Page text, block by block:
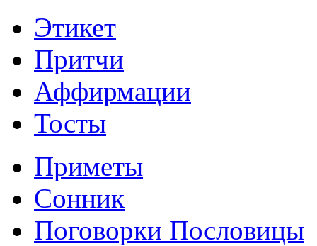
Этикет
Притчи
Аффирмации
Тосты
Приметы
Сонник
Поговорки Пословицы